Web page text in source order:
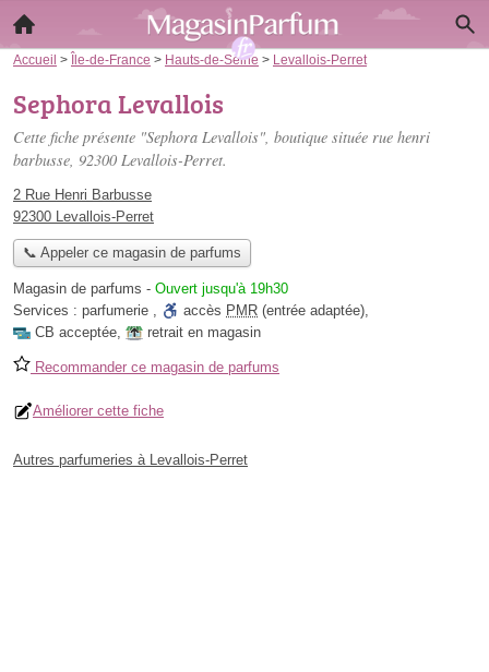
Accueil > Île-de-France > Hauts-de-Seine > Levallois-Perret
Sephora Levallois
Cette fiche présente "Sephora Levallois", boutique située rue henri
barbusse, 92300 Levallois-Perret.
2 Rue Henri Barbusse
92300 Levallois-Perret
📞 Appeler ce magasin de parfums
Magasin de parfums - Ouvert jusqu'à 19h30
Services : parfumerie , accès PMR (entrée adaptée),
CB acceptée, retrait en magasin
Recommander ce magasin de parfums
Améliorer cette fiche
Autres parfumeries à Levallois-Perret